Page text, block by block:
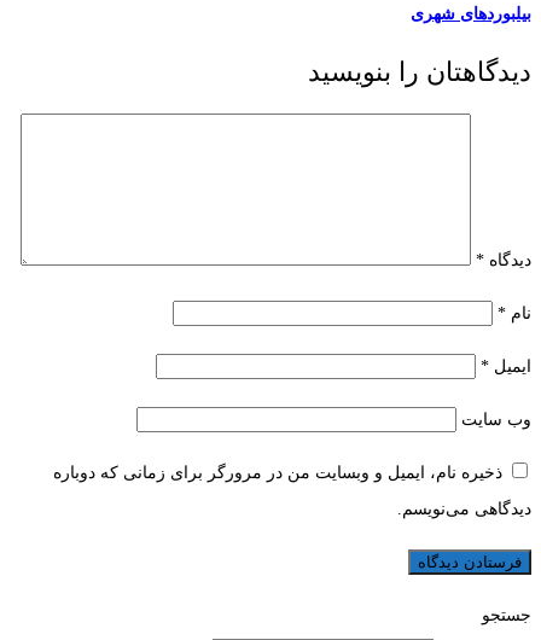
بیلبوردهای شهری
دیدگاهتان را بنویسید
دیدگاه *
نام *
ایمیل *
وب‌ سایت
ذخیره نام، ایمیل و وبسایت من در مرورگر برای زمانی که دوباره
دیدگاهی می‌نویسم.
جستجو